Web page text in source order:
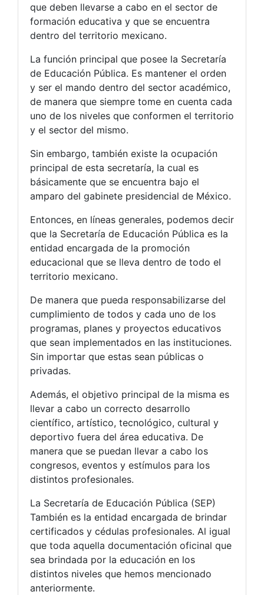
que deben llevarse a cabo en el sector de
formación educativa y que se encuentra
dentro del territorio mexicano.
La función principal que posee la Secretaría
de Educación Pública. Es mantener el orden
y ser el mando dentro del sector académico,
de manera que siempre tome en cuenta cada
uno de los niveles que conformen el territorio
y el sector del mismo.
Sin embargo, también existe la ocupación
principal de esta secretaría, la cual es
básicamente que se encuentra bajo el
amparo del gabinete presidencial de México.
Entonces, en líneas generales, podemos decir
que la Secretaría de Educación Pública es la
entidad encargada de la promoción
educacional que se lleva dentro de todo el
territorio mexicano.
De manera que pueda responsabilizarse del
cumplimiento de todos y cada uno de los
programas, planes y proyectos educativos
que sean implementados en las instituciones.
Sin importar que estas sean públicas o
privadas.
Además, el objetivo principal de la misma es
llevar a cabo un correcto desarrollo
científico, artístico, tecnológico, cultural y
deportivo fuera del área educativa. De
manera que se puedan llevar a cabo los
congresos, eventos y estímulos para los
distintos profesionales.
La Secretaría de Educación Pública (SEP)
También es la entidad encargada de brindar
certificados y cédulas profesionales. Al igual
que toda aquella documentación oficinal que
sea brindada por la educación en los
distintos niveles que hemos mencionado
anteriormente.